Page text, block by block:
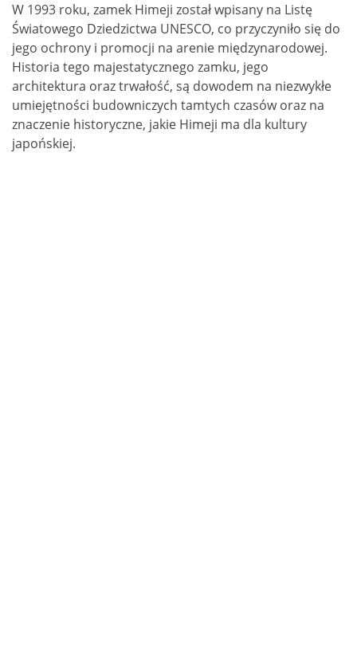
W 1993 roku, zamek Himeji został wpisany na Listę
Światowego Dziedzictwa UNESCO, co przyczyniło się do
jego ochrony i promocji na arenie międzynarodowej.
Historia tego majestatycznego zamku, jego
architektura oraz trwałość, są dowodem na niezwykłe
umiejętności budowniczych tamtych czasów oraz na
znaczenie historyczne, jakie Himeji ma dla kultury
japońskiej.